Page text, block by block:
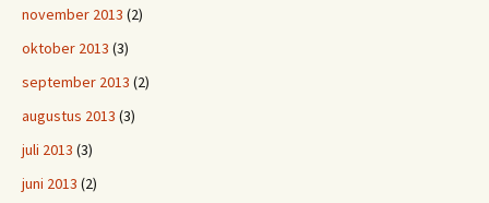
november 2013 (2)
oktober 2013 (3)
september 2013 (2)
augustus 2013 (3)
juli 2013 (3)
juni 2013 (2)